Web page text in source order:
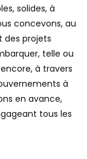
solides, à
concevons, au
des projets
telle ou
à travers
à
en avance,
tous les